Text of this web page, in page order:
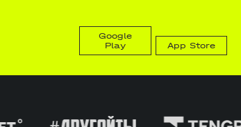
Google
Play
App Store